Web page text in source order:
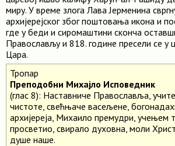
миру. У време злога Лава Јерменина
архијерејског због поштовања икона и
где у беди и сиромаштини сконча
Православљу и 818. године пресели се у
Цара.
Тропар
Преподобни Михајло Исповедник
(глас 8): Наставниче Православља,
чистоте, свећњаче васељене,
архијереја, Михаило премудри, учењем
просветио, свирало духовна, моли
душе наше.